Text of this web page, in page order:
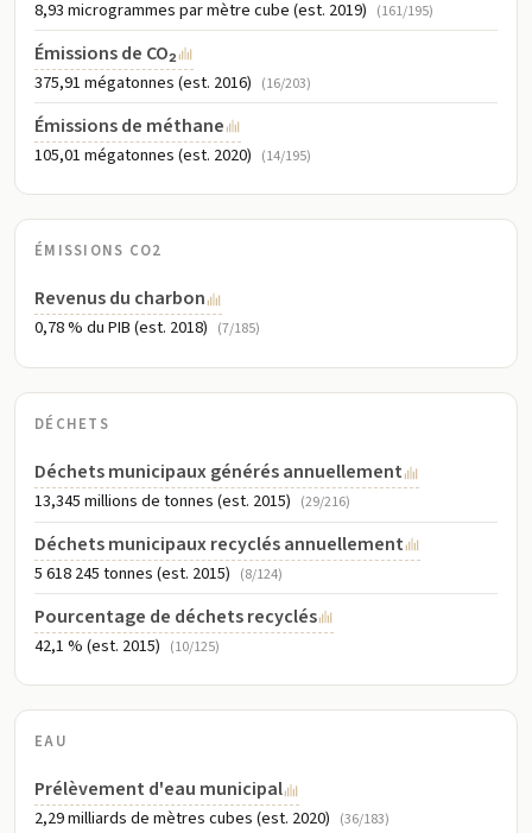
8,93 microgrammes par mètre cube (est. 2019) (161/195)
Émissions de CO₂
375,91 mégatonnes (est. 2016) (16/203)
Émissions de méthane
105,01 mégatonnes (est. 2020) (14/195)
ÉMISSIONS CO2
Revenus du charbon
0,78 % du PIB (est. 2018) (7/185)
DÉCHETS
Déchets municipaux générés annuellement
13,345 millions de tonnes (est. 2015) (29/216)
Déchets municipaux recyclés annuellement
5 618 245 tonnes (est. 2015) (8/124)
Pourcentage de déchets recyclés
42,1 % (est. 2015) (10/125)
EAU
Prélèvement d'eau municipal
2,29 milliards de mètres cubes (est. 2020) (36/183)